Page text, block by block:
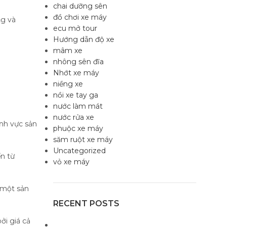
và
vực sản
từ
sản
giá cả
chai dưỡng sên
đồ chơi xe máy
ecu mở tour
Hướng dẫn độ xe
mâm xe
nhông sên đĩa
Nhớt xe máy
niềng xe
nồi xe tay ga
nước làm mát
nước rửa xe
phuộc xe máy
săm ruột xe máy
Uncategorized
vỏ xe máy
RECENT POSTS